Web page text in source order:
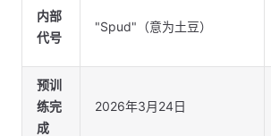
内部
代号
"Spud"（意为土豆）
预训
练完
成
2026年3月24日